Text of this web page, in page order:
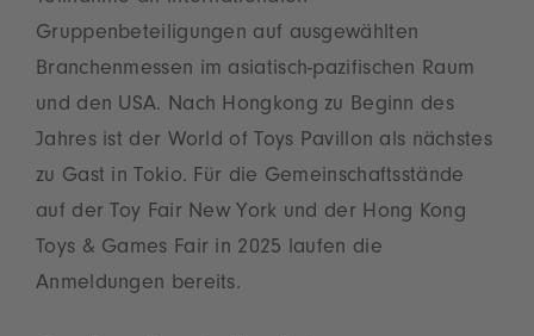
Gruppenbeteiligungen auf ausgewählten
Branchenmessen im asiatisch-pazifischen Raum
und den USA. Nach Hongkong zu Beginn des
Jahres ist der World of Toys Pavillon als nächstes
zu Gast in Tokio. Für die Gemeinschaftsstände
auf der Toy Fair New York und der Hong Kong
Toys & Games Fair in 2025 laufen die
Anmeldungen bereits.